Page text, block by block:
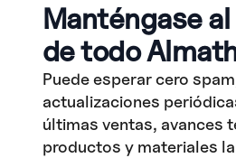
Manténgase
de todo
Puede esperar cero
actualizaciones
últimas ventas, avances
productos y materiales